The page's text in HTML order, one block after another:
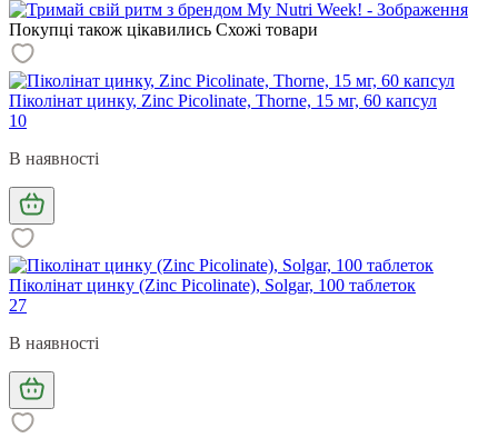
Покупці також цікавились Схожі товари
Піколінат цинку, Zinc Picolinate, Thorne, 15 мг, 60 капсул
10
В наявності
Піколінат цинку (Zinc Picolinate), Solgar, 100 таблеток
27
В наявності